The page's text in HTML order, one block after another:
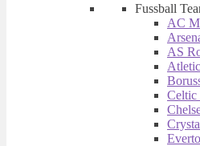
Fussball
AC
AS
Celtic